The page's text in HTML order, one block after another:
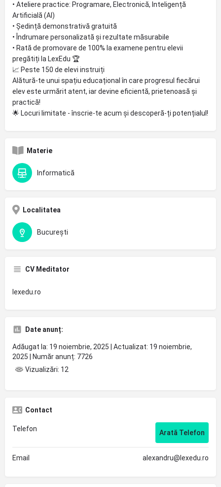
•⁠ ⁠Ateliere practice: Programare, Electronică, Inteligență
Artificială (AI)
•⁠ ⁠Ședință demonstrativă gratuită
•⁠ ⁠Îndrumare personalizată și rezultate măsurabile
• Rată de promovare de 100% la examene pentru elevii
pregătiți la LexEdu 🏆
📈 Peste 150 de elevi instruiți
Alătură-te unui spațiu educațional în care progresul fiecărui
elev este urmărit atent, iar devine eficientă, prietenoasă și
practică!
🌟 Locuri limitate - înscrie-te acum și descoperă-ți potențialul!
Materie
Informatică
Localitatea
București
CV Meditator
lexedu.ro
Date anunț:
Adăugat la: 19 noiembrie, 2025 | Actualizat: 19 noiembrie,
2025 | Număr anunț: 7726
Vizualizări: 12
Contact
Telefon Arată Telefon
Email alexandru@lexedu.ro